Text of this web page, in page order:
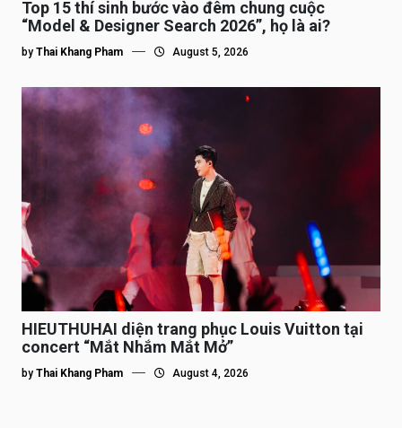
Top 15 thí sinh bước vào đêm chung cuộc
“Model & Designer Search 2026”, họ là ai?
by Thai Khang Pham August 5, 2026
HIEUTHUHAI diện trang phục Louis Vuitton tại
concert “Mắt Nhắm Mắt Mở”
by Thai Khang Pham August 4, 2026